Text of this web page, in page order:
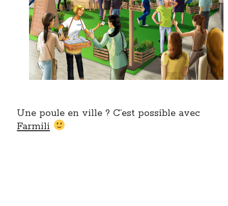
Une poule en ville ? C’est possible avec
Farmili